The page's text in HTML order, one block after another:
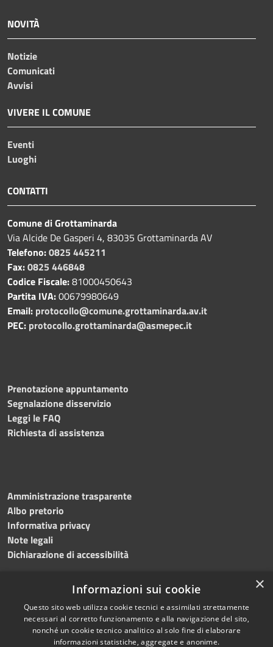
NOVITÀ
Notizie
Comunicati
Avvisi
VIVERE IL COMUNE
Eventi
Luoghi
CONTATTI
Comune di Grottaminarda
Via Alcide De Gasperi 4, 83035 Grottaminarda AV
Telefono:0825 445211
Fax:0825 446848
Codice Fiscale:81000450643
Partita IVA:00679980649
Email: protocollo@comune.grottaminarda.av.it
PEC: protocollo.grottaminarda@asmepec.it
Prenotazione appuntamento
Segnalazione disservizio
Leggi le FAQ
Richiesta di assistenza
Amministrazione trasparente
Albo pretorio
Informativa privacy
Note legali
Dichiarazione di accessibilità
RSS
Accessibilità
Copyright © 2024 •
Comune diGrottaminarda
• Powered byMunicipium
×
Informazioni sui cookie
Questo sito web utilizza cookie tecnici e assimilati strettamente
necessari al corretto funzionamento e alla navigazione del sito,
nonché un cookie tecnico analitico al solo fine di elaborare
informazioni statistiche, aggregate e anonime.